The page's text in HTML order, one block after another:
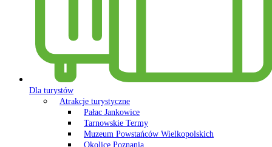
Dla turystów
Atrakcje turystyczne
Pałac Jankowice
Tarnowskie Termy
Muzeum Powstańców Wielkopolskich
Okolice Poznania